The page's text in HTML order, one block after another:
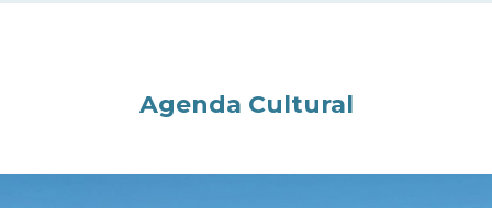
Agenda Cultural